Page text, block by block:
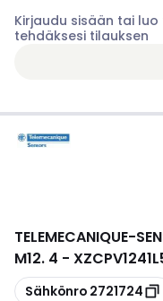
Kirjaudu sisään tai
tehdäksesi tilauksen
TELEMECANIQUE-
M12. 4 -
Kopioi
Sähkönro 2721724